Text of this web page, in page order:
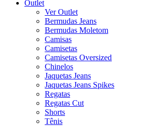
Outlet
Ver Outlet
Bermudas Jeans
Bermudas Moletom
Camisas
Camisetas
Camisetas Oversized
Chinelos
Jaquetas Jeans
Jaquetas Jeans Spikes
Regatas
Regatas Cut
Shorts
Tênis